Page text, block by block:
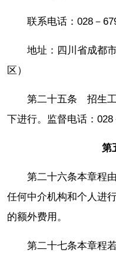
联系电话：028－
地址：四川省成都
区）
第二十五条 招生
下进行。监督电话：028
第
第二十六条本章程
任何中介机构和个人进
的额外费用。
第二十七条本章程